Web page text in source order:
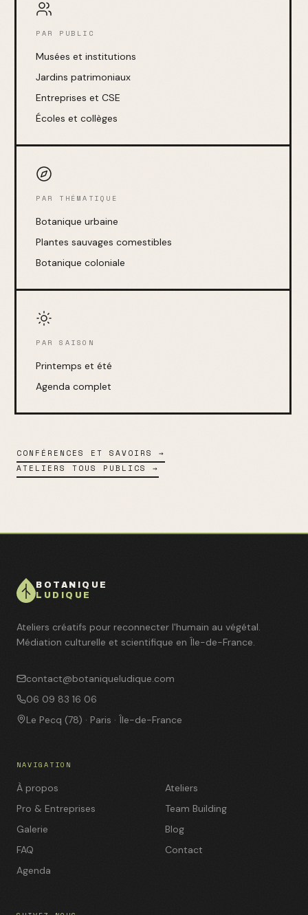
PAR PUBLIC
Musées et institutions
Jardins patrimoniaux
Entreprises et CSE
Écoles et collèges
PAR THÉMATIQUE
Botanique urbaine
Plantes sauvages comestibles
Botanique coloniale
PAR SAISON
Printemps et été
Agenda complet
CONFÉRENCES ET SAVOIRS →
ATELIERS TOUS PUBLICS →
BOTANIQUE
LUDIQUE
Ateliers créatifs pour reconnecter l'humain au végétal.
Médiation culturelle et scientifique en Île-de-France.
contact@botaniqueludique.com
06 09 83 16 06
Le Pecq (78) · Paris · Île-de-France
NAVIGATION
À propos
Ateliers
Pro & Entreprises
Team Building
Galerie
Blog
FAQ
Contact
Agenda